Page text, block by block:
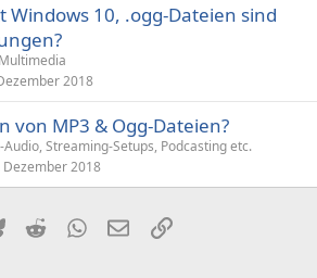
Windows 10, .ogg-Dateien sind
Multimedia
2018
von MP3 & Ogg-Dateien?
Streaming-Setups, Podcasting etc.
Dezember 2018
BlueskyRedditWhatsApp
E-MailLink